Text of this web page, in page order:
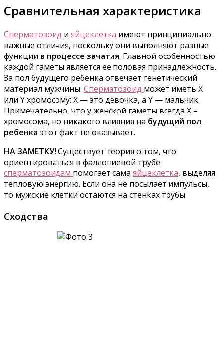
Сравнительная характеристика
Сперматозоид и яйцеклетка имеют принципиально
важные отличия, поскольку они выполняют разные
функции в процессе зачатия. Главной особенностью
каждой гаметы является ее половая принадлежность.
За пол будущего ребенка отвечает генетический
материал мужчины. Сперматозоид может иметь X
или Y хромосому: Х — это девочка, а Y — мальчик.
Примечательно, что у женской гаметы всегда Х –
хромосома, но никакого влияния на будущий пол
ребенка этот факт не оказывает.
НА ЗАМЕТКУ! Существует теория о том, что
ориентироваться в фаллопиевой трубе
сперматозоидам помогает сама яйцеклетка, выделяя
тепловую энергию. Если она не посылает импульсы,
то мужские клетки остаются на стенках трубы.
Сходства